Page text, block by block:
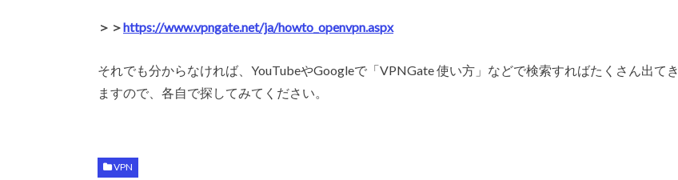
＞＞https://www.vpngate.net/ja/howto_openvpn.aspx
それでも分からなければ、YouTubeやGoogleで「VPNGate 使い方」などで検索すればたくさん出てき
ますので、各自で探してみてください。
VPN